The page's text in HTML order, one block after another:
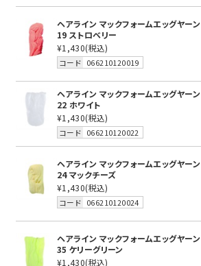
ヘアライン マックフォームエッグヤーン
19 ストロベリー
¥1,430(税込)
コード 066210120019
ヘアライン マックフォームエッグヤーン
22 ホワイト
¥1,430(税込)
コード 066210120022
ヘアライン マックフォームエッグヤーン
24 マックチーズ
¥1,430(税込)
コード 066210120024
ヘアライン マックフォームエッグヤーン
35 ケリーグリーン
¥1,430(税込)